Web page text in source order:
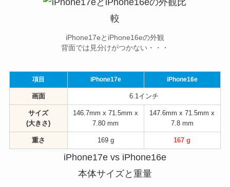
iPhone17eとiPhone16eの外観
背面では見分けがつかない・・・
項目 iPhone17e iPhone16e
画面 6.1インチ
サイズ
(大きさ)
146.7mm x 71.5mm x
7.80 mm
147.6mm x 71.5mm x
7.8 mm
重さ 169 g 167 g
iPhone17e vs iPhone16e
本体サイズと重量